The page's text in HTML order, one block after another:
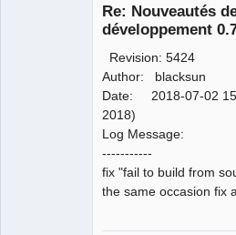
Re: Nouveautés
développement
Revision: 5424
Author: blacksun
Date: 2018-07-02
2018)
Log Message:
-----------
fix "fail to build from
the same occasion fix